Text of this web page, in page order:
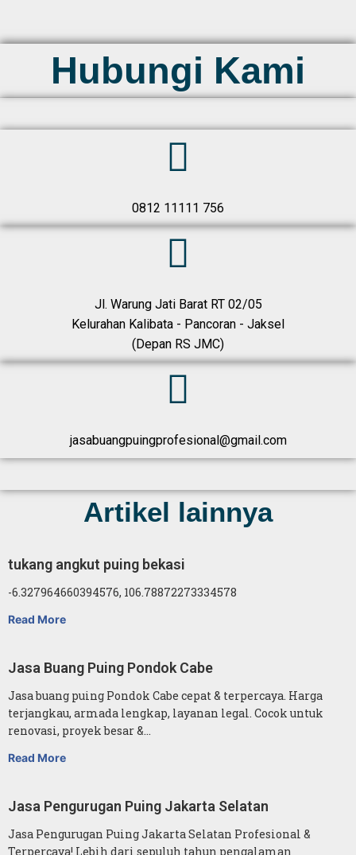
Hubungi Kami
0812 11111 756
Jl. Warung Jati Barat RT 02/05
Kelurahan Kalibata - Pancoran - Jaksel
(Depan RS JMC)
jasabuangpuingprofesional@gmail.com
Artikel lainnya
tukang angkut puing bekasi
-6.327964660394576, 106.78872273334578
Read More
Jasa Buang Puing Pondok Cabe
Jasa buang puing Pondok Cabe cepat & terpercaya. Harga
terjangkau, armada lengkap, layanan legal. Cocok untuk
renovasi, proyek besar &…
Read More
Jasa Pengurugan Puing Jakarta Selatan
Jasa Pengurugan Puing Jakarta Selatan Profesional &
Terpercaya! Lebih dari sepuluh tahun pengalaman